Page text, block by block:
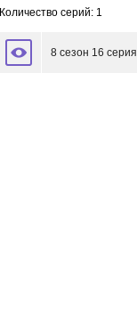
Количество серий: 1
8 сезон 16 серия